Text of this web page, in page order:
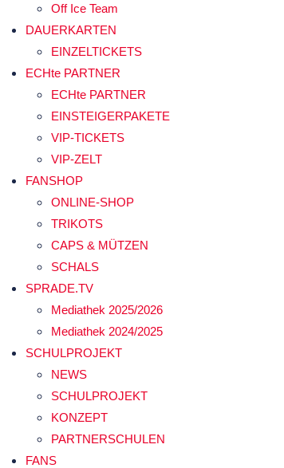
Off Ice Team
DAUERKARTEN
EINZELTICKETS
ECHte PARTNER
ECHte PARTNER
EINSTEIGERPAKETE
VIP-TICKETS
VIP-ZELT
FANSHOP
ONLINE-SHOP
TRIKOTS
CAPS & MÜTZEN
SCHALS
SPRADE.TV
Mediathek 2025/2026
Mediathek 2024/2025
SCHULPROJEKT
NEWS
SCHULPROJEKT
KONZEPT
PARTNERSCHULEN
FANS